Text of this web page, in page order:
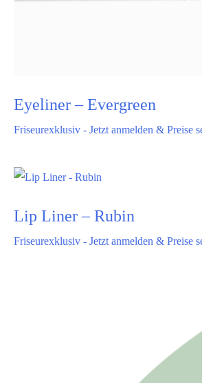
Eyeliner – Evergreen
Friseurexklusiv - Jetzt anmelden & Preise
Lip Liner – Rubin
Friseurexklusiv - Jetzt anmelden & Preise